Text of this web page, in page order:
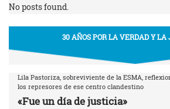
No posts found.
30 AÑOS POR LA VERDAD Y LA
Lila Pastoriza, sobreviviente de la ESMA,
los represores de ese centro clandestino
«Fue un día de justicia»